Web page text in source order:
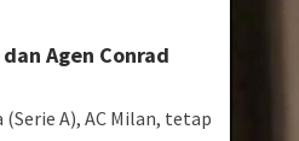
Agen Conrad
A), AC Milan, tetap